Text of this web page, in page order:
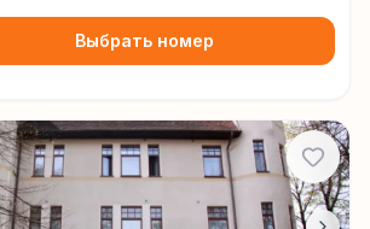
Выбрать номер